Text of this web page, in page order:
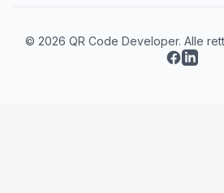
© 2026 QR Code Developer. Alle